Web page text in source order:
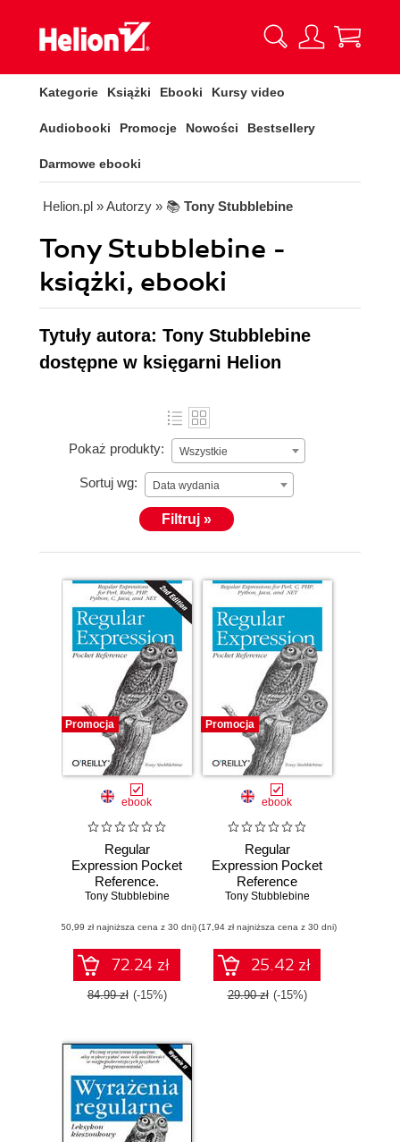
Kategorie Książki Ebooki Kursy video
Audiobooki Promocje Nowości Bestsellery
Darmowe ebooki
Helion.pl » Autorzy » 📚 Tony Stubblebine
Tony Stubblebine -
książki, ebooki
Tytuły autora: Tony Stubblebine
dostępne w księgarni Helion
Pokaż produkty: Wszystkie
Sortuj wg: Data wydania
Filtruj »
Promocja
ebook
Regular
Expression Pocket
Reference.
Regular
Perl, Ruby, PHP,
Python, C, Java
and .NET. 2nd
Edition
Tony Stubblebine
(50,99 zł najniższa cena z 30 dni)
72.24 zł
84.99 zł (-15%)
Promocja
ebook
Regular
Expression Pocket
Reference
Tony Stubblebine
(17,94 zł najniższa cena z 30 dni)
25.42 zł
29.90 zł (-15%)